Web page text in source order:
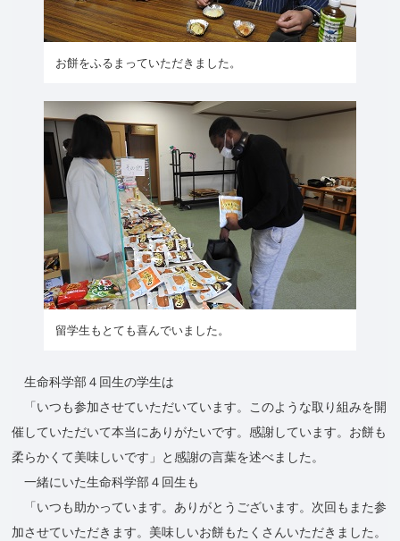
お餅をふるまっていただきました。
留学生もとても喜んでいました。
生命科学部４回生の学生は
「いつも参加させていただいています。このような取り組みを開
催していただいて本当にありがたいです。感謝しています。お餅も
柔らかくて美味しいです」と感謝の言葉を述べました。
一緒にいた生命科学部４回生も
「いつも助かっています。ありがとうございます。次回もまた参
加させていただきます。美味しいお餅もたくさんいただきました。